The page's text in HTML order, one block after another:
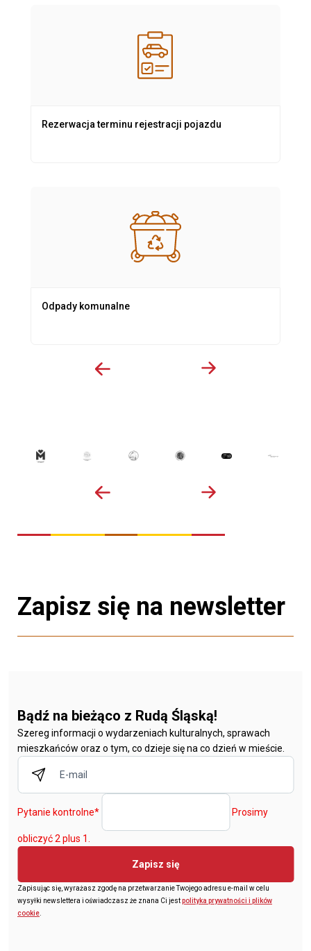
Rezerwacja terminu rejestracji pojazdu
Odpady komunalne
Zapisz się na newsletter
Bądź na bieżąco z Rudą Śląską!
Szereg informacji o wydarzeniach kulturalnych, sprawach
mieszkańców oraz o tym, co dzieje się na co dzień w mieście.
Pytanie kontrolne* Prosimy
obliczyć 2 plus 1.
Zapisz się
Zapisując się, wyrażasz zgodę na przetwarzanie Twojego adresu e-mail w celu
wysyłki newslettera i oświadczasz że znana Ci jestpolityka prywatności i plików
cookie